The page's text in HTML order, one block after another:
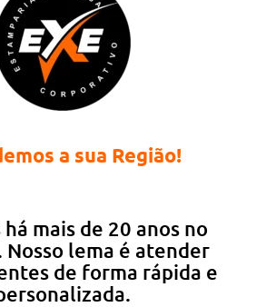
a sua Região!
mais de 20 anos no
Nosso lema é atender
de forma rápida e